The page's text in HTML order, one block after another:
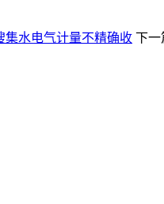
集水电气计量不精确收 下一